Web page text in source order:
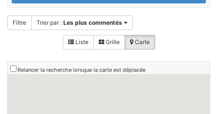
Filtre Trier par :Les plus commentés
Liste Grille Carte
Relancer la recherche lorsque la carte est déplacée